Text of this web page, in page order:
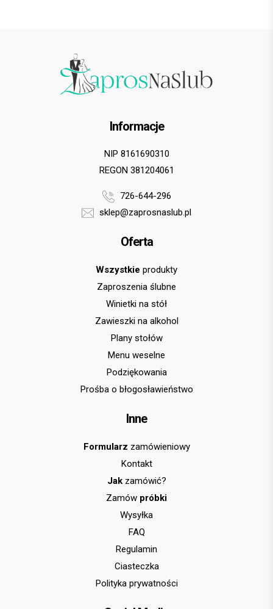
Informacje
NIP 8161690310
REGON 381204061
726-644-296
sklep@zaprosnaslub.pl
Oferta
Wszystkie produkty
Zaproszenia ślubne
Winietki na stół
Zawieszki na alkohol
Plany stołów
Menu weselne
Podziękowania
Prośba o błogosławieństwo
Inne
Formularz zamówieniowy
Kontakt
Jakzamówić?
Zamów próbki
Wysyłka
FAQ
Regulamin
Ciasteczka
Polityka prywatności